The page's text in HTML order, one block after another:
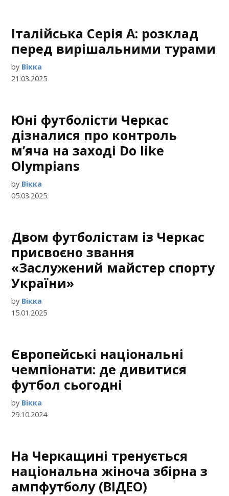
Італійська Серія А: розклад
перед вирішальними турами
by Вікка
21.03.2025
Юні футболісти Черкас
дізналися про контроль
м’яча на заході Do like
Olympians
by Вікка
05.03.2025
Двом футболістам із Черкас
присвоєно звання
«Заслужений майстер спорту
України»
by Вікка
15.01.2025
Європейські національні
чемпіонати: де дивитися
футбол сьогодні
by Вікка
29.10.2024
На Черкащині тренується
національна жіноча збірна з
ампфутболу (ВІДЕО)